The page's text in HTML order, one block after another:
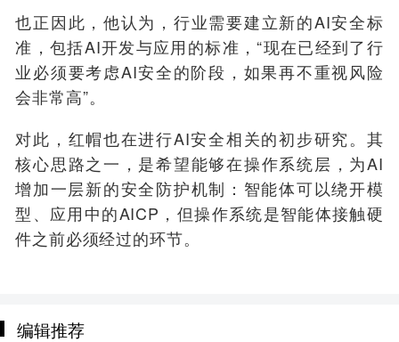
也正因此 ，他认为，行业需要建立新的AI安全标
准 ，包括AI开发与应用的标准，“现在已经到了行
业必须要考虑AI安全的阶段，如果再不重视风险
会非常高”。
对此，红帽也在进行AI安全相关的初步研究。其
核心思路之一，是希望能够在操作系统层，为AI
增加一层新的安全防护机制 ：智能体可以绕开模
型、应用中的AICP，但操作系统是智能体接触硬
件之前必须经过的环节。
编辑推荐